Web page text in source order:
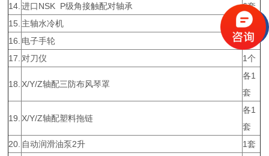
14. 进口NSK P级角接触配对轴承
6套
15. 主轴水冷机
1台
16. 电子手轮
1套
17. 对刀仪 1个
18. X/Y/Z轴配三防布风琴罩
各1
套
19. X/Y/Z轴配塑料拖链
各1
套
20. 自动润滑油泵2升 1套